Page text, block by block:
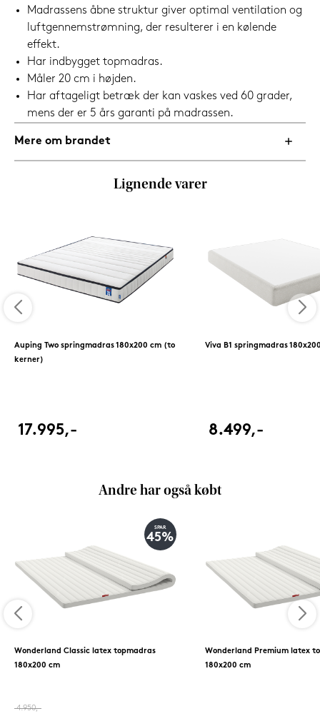
Madrassens åbne struktur giver optimal ventilation og
luftgennemstrømning, der resulterer i en kølende
effekt.
Har indbygget topmadras.
Måler 20 cm i højden.
Har aftageligt betræk der kan vaskes ved 60 grader,
mens der er 5 års garanti på madrassen.
Mere om brandet
Lignende varer
Auping Two springmadras 180x200 cm (to
kerner)
17.995,-
Viva B1 springmadras
8.499,-
Andre har også købt
SPAR
45%
Wonderland Classic latex topmadras
180x200 cm
4.950,-
Wonderland Premium latex
180x200 cm